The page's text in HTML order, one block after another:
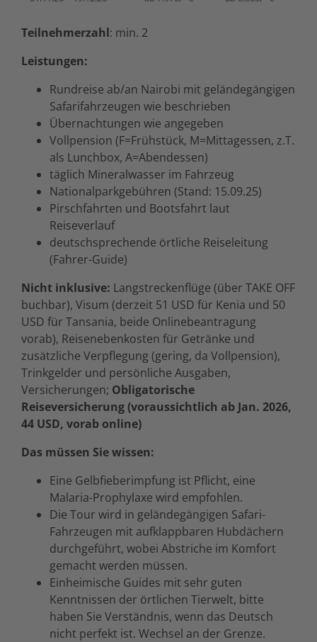
Teilnehmerzahl: min. 2
Leistungen:
Rundreise ab/an Nairobi mit geländegängigen
Safarifahrzeugen wie beschrieben
Übernachtungen wie angegeben
Vollpension (F=Frühstück, M=Mittagessen, z.T.
als Lunchbox, A=Abendessen)
täglich Mineralwasser im Fahrzeug
Nationalparkgebühren (Stand: 15.09.25)
Pirschfahrten und Bootsfahrt laut
Reiseverlauf
deutschsprechende örtliche Reiseleitung
(Fahrer-Guide)
Nicht inklusive: Langstreckenflüge (über TAKE OFF
buchbar), Visum (derzeit 51 USD für Kenia und 50
USD für Tansania, beide Onlinebeantragung
vorab), Reisenebenkosten für Getränke und
zusätzliche Verpflegung (gering, da Vollpension),
Trinkgelder und persönliche Ausgaben,
Versicherungen; Obligatorische
Reiseversicherung (voraussichtlich ab Jan. 2026,
44 USD, vorab online)
Das müssen Sie wissen:
Eine Gelbfieberimpfung ist Pflicht, eine
Malaria-Prophylaxe wird empfohlen.
Die Tour wird in geländegängigen Safari-
Fahrzeugen mit aufklappbaren Hubdächern
durchgeführt, wobei Abstriche im Komfort
gemacht werden müssen.
Einheimische Guides mit sehr guten
Kenntnissen der örtlichen Tierwelt, bitte
haben Sie Verständnis, wenn das Deutsch
nicht perfekt ist. Wechsel an der Grenze.